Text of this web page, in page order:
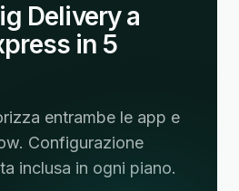
Delivery a
in 5
entrambe le app e
Configurazione
inclusa in ogni piano.